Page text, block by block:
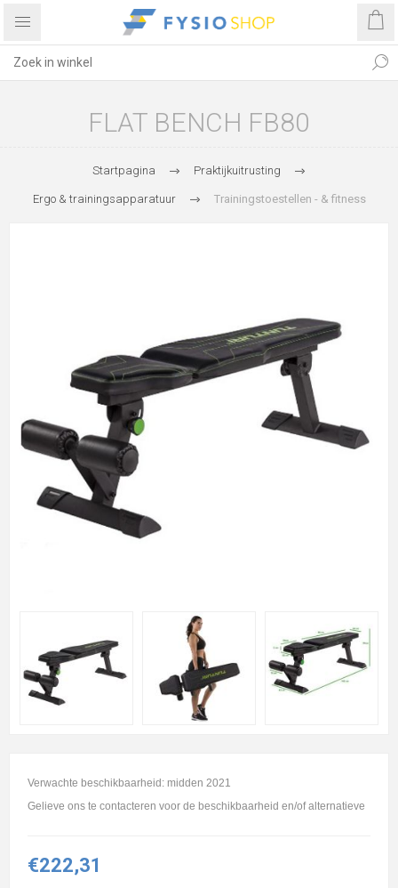
FLAT BENCH FB80
Startpagina Praktijkuitrusting
Ergo & trainingsapparatuur Trainingstoestellen - & fitness
Verwachte beschikbaarheid: midden 2021
Gelieve ons te contacteren voor de beschikbaarheid en/of alternatieve
€222,31